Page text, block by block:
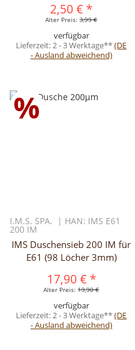
2,50 € *
Alter Preis:3,99 €
verfügbar
Lieferzeit:2 - 3 Werktage**(DE
- Ausland abweichend)
%
I.M.S. SPA. | HAN: IMS E61
200 IM
IMS Duschensieb 200 IM für
E61 (98 Löcher 3mm)
17,90 € *
Alter Preis:19,90 €
verfügbar
Lieferzeit:2 - 3 Werktage**(DE
- Ausland abweichend)